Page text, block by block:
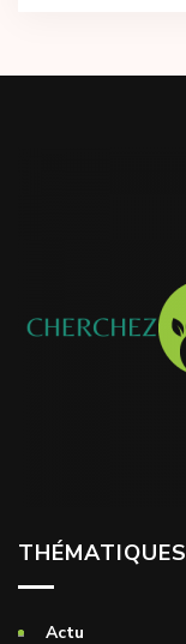
THÉMATIQUES
Actu